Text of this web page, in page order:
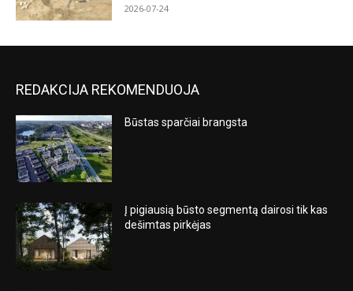
2026-07-24
REDAKCIJA REKOMENDUOJA
Būstas sparčiai brangsta
Į pigiausią būsto segmentą dairosi tik kas
dešimtas pirkėjas